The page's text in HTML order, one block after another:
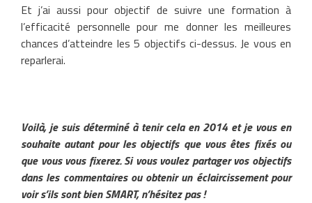
Et j’ai aussi pour objectif de suivre une formation à
l’efficacité personnelle pour me donner les meilleures
chances d’atteindre les 5 objectifs ci-dessus. Je vous en
reparlerai.
Voilà, je suis déterminé à tenir cela en 2014 et je vous en
souhaite autant pour les objectifs que vous êtes fixés ou
que vous vous fixerez. Si vous voulez partager vos objectifs
dans les commentaires ou obtenir un éclaircissement pour
voir s’ils sont bien SMART, n’hésitez pas !